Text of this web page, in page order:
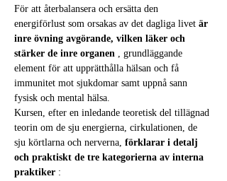
För att återbalansera och ersätta den
energiförlust som orsakas av det dagliga livet är
inre övning avgörande, vilken läker och
stärker de inre organen , grundläggande
element för att upprätthålla hälsan och få
immunitet mot sjukdomar samt uppnå sann
fysisk och mental hälsa.
Kursen, efter en inledande teoretisk del tillägnad
teorin om de sju energierna, cirkulationen, de
sju körtlarna och nerverna, förklarar i detalj
och praktiskt de tre kategorierna av interna
praktiker :